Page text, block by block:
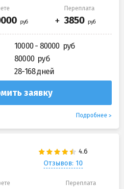
Переплата
10000 - 80000
80000
28-168 дней
заявку
Подробнее
Отзывов: 10
Переплата